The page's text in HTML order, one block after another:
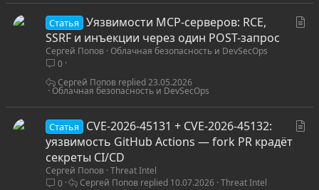
я
Статья
Уязвимости MCP-серверов: RCE,
SSRF и инъекции через один POST-запрос
Сергей Попов Облачная безопасность и DevSecOps
0
Облачная безопасность и DevSecOps
23.05.2026
Сергей Попов
Статья
CVE-2026-45131 + CVE-2026-45132:
уязвимость GitHub Actions — fork PR крадёт
секреты CI/CD
Сергей Попов Threat Intel
0
Threat Intel
10.07.2026
Сергей Попов